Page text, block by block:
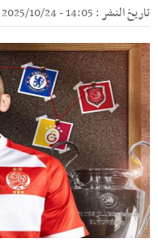
تاريخ النشر : 14:05 - 2025/10/24